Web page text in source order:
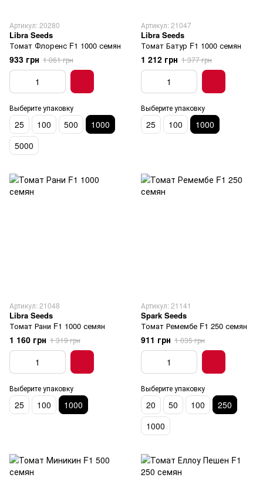
Артикул: 20280
Libra Seeds
Томат Флоренс F1 1000 семян
933 грн 1 061 грн
Выберите упаковку
25 100 500
1000
5000
Артикул: 21047
Libra Seeds
Томат Батур F1 1000 семян
1 212 грн 1 377 грн
Выберите упаковку
25 100 1000
Артикул: 21048
Libra Seeds
Томат Рани F1 1000 семян
1 160 грн 1 319 грн
Выберите упаковку
25 100 1000
Артикул: 21141
Spark Seeds
Томат Ремембе F1 250 семян
911 грн 1 035 грн
Выберите упаковку
20 50 100
250
1000